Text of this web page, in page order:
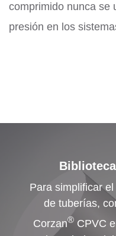
comprimido nunca se
presión en los
Para simplificar
de tuberías,
Corzan® CPVC